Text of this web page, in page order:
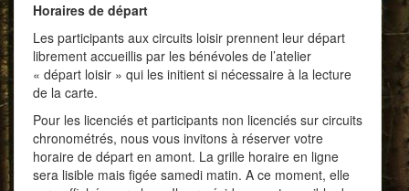
Horaires de départ
Les participants aux circuits loisir prennent leur départ
librement accueillis par les bénévoles de l’atelier
« départ loisir » qui les initient si nécessaire à la lecture
de la carte.
Pour les licenciés et participants non licenciés sur circuits
chronométrés, nous vous invitons à réserver votre
horaire de départ en amont. La grille horaire en ligne
sera lisible mais figée samedi matin. A ce moment, elle